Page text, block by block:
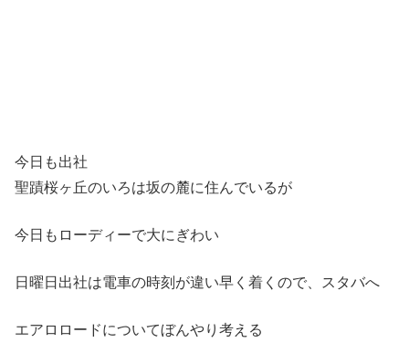
今日も出社
聖蹟桜ヶ丘のいろは坂の麓に住んでいるが
今日もローディーで大にぎわい
日曜日出社は電車の時刻が違い早く着くので、スタバへ
エアロロードについてぼんやり考える